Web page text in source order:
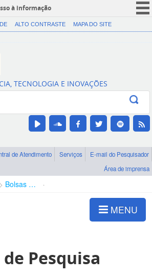
à informação
CORONAVÍRUS (COVID-19)
Canais
ALTO CONTRASTE MAPA DO SITE
TECNOLOGIA E INOVAÇÕES
de Atendimento Serviços
E-mail do Pesquisador
Área de imprensa
Bolsas e Auxílios Vigentes
MENU
Pesquisa